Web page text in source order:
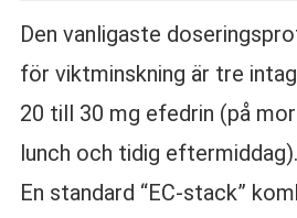
Den vanligaste
för viktminskning är tre
20 till 30 mg efedrin (på
lunch och tidig
En standard “EC-stack”